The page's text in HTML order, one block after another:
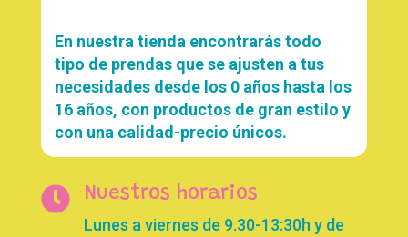
En nuestra tienda encontrarás todo
tipo de prendas que se ajusten a tus
necesidades desde los 0 años hasta los
16 años, con productos de gran estilo y
con una calidad-precio únicos.
 Nuestros horarios
Lunes a viernes de 9.30-13:30h y de